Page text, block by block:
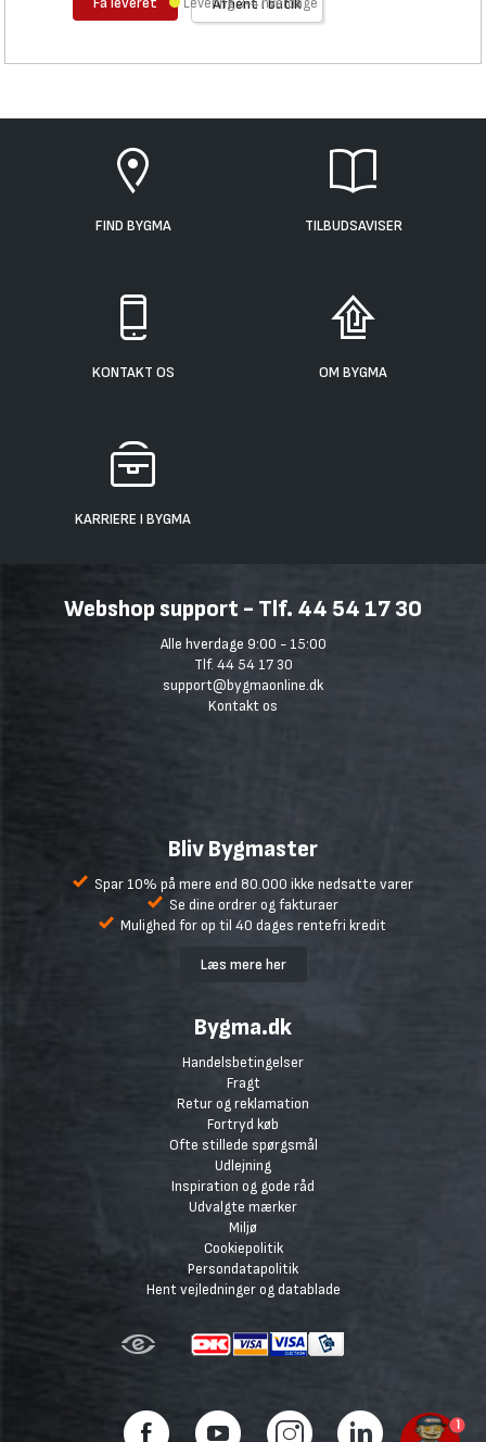
Afhent i butik
FIND BYGMA TILBUDSAVISER
KONTAKT OS OM BYGMA
KARRIERE I BYGMA
Webshop support - Tlf. 44 54 17 30
Alle hverdage 9:00 - 15:00
Tlf. 44 54 17 30
support@bygmaonline.dk
Kontakt os
Bliv Bygmaster
Spar 10% på mere end 80.000 ikke nedsatte varer
Se dine ordrer og fakturaer
Mulighed for op til 40 dages rentefri kredit
Læs mere her
Bygma.dk
Handelsbetingelser
Fragt
Retur og reklamation
Fortryd køb
Ofte stillede spørgsmål
Udlejning
Inspiration og gode råd
Udvalgte mærker
Miljø
Cookiepolitik
Persondatapolitik
Hent vejledninger og datablade
1